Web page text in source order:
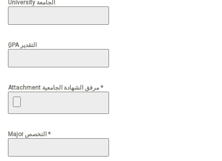
University الجامعة
ِGPA التقدير
Attachment مرفق الشهادة الجامعية *
Major التخصص *